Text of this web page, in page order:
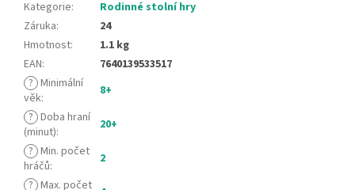
Kategorie:
Rodinné stolní hry
Záruka:
24
Hmotnost:
1.1 kg
EAN:
7640139533517
? Minimální
věk:
8+
? Doba hraní
(minut):
20+
? Min. počet
hráčů:
2
? Max. počet